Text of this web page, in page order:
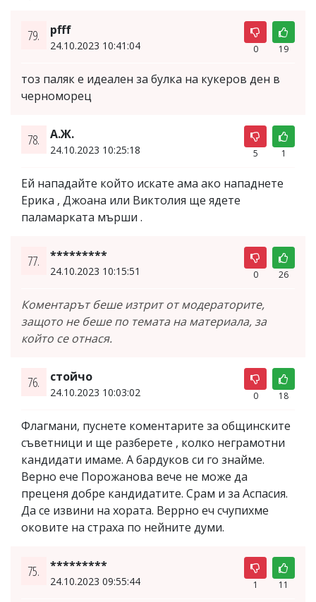
79. pfff
24.10.2023 10:41:04 0 19
тоз паляк е идеален за булка на кукеров ден в
черноморец
78. A.Ж.
24.10.2023 10:25:18 5 1
Ей нападайте който искате ама ако нападнете
Ерика , Джоана или Виктолия ще ядете
паламарката мърши .
77. *********
24.10.2023 10:15:51 0 26
Коментарът беше изтрит от модераторите,
защото не беше по темата на материала, за
който се отнася.
76. стойчо
24.10.2023 10:03:02 0 18
Флагмани, пуснете коментарите за общинските
съветници и ще разберете , колко неграмотни
кандидати имаме. А бардуков си го знайме.
Верно ече Порожанова вече не може да
преценя добре кандидатите. Срам и за Аспасия.
Да се извини на хората. Веррно еч счупихме
оковите на страха по нейните думи.
75. *********
24.10.2023 09:55:44 1 11